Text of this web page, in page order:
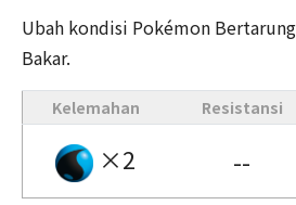
Ubah kondisi Pokémon
Bakar.
Kelemahan Resistansi
×2 --